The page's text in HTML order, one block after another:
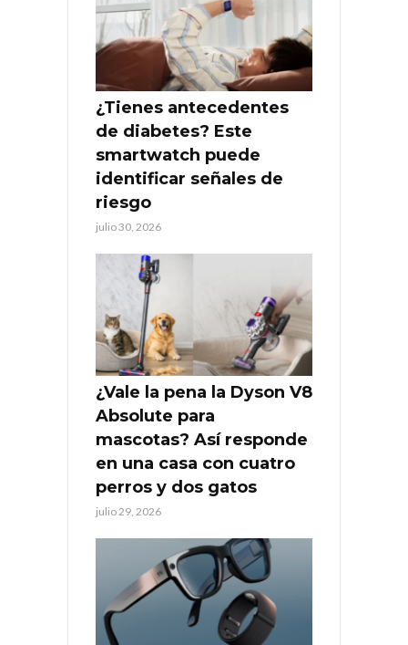
¿Tienes antecedentes
de diabetes? Este
smartwatch puede
identificar señales de
riesgo
julio 30, 2026
¿Vale la pena la Dyson V8
Absolute para
mascotas? Así responde
en una casa con cuatro
perros y dos gatos
julio 29, 2026